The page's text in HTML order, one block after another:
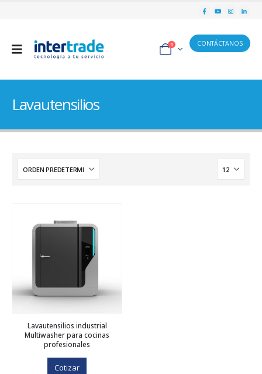
0 CONTÁCTANOS
Lavautensilios
Lavautensilios industrial
Multiwasher para cocinas
profesionales
Cotizar